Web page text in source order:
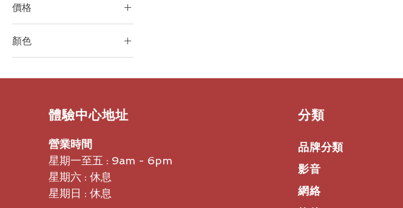
價格
HK$549 HK$24,120
顏色
​體驗中心地址
營業時間
星期一至五 : 9am - 6pm
星期六 : 休息
星期日 : 休息
​分類
品牌分類
影音
網絡